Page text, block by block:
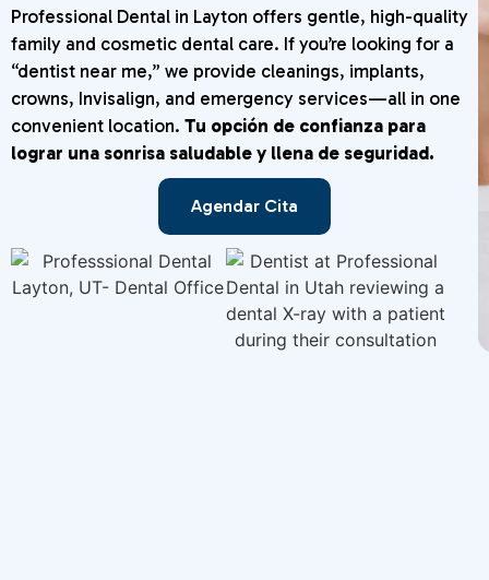
Professional Dental in Layton offers gentle, high-quality
family and cosmetic dental care. If you’re looking for a
“dentist near me,” we provide cleanings, implants,
crowns, Invisalign, and emergency services—all in one
convenient location. Tu opción de confianza para
lograr una sonrisa saludable y llena de seguridad.
Agendar Cita